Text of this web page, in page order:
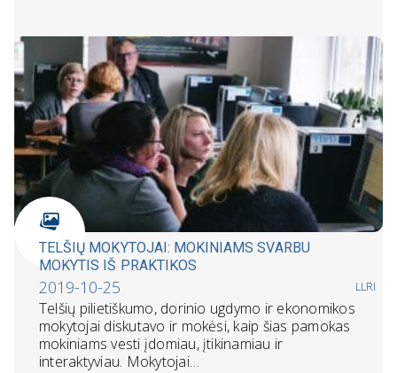
TELŠIŲ MOKYTOJAI: MOKINIAMS SVARBU
MOKYTIS IŠ PRAKTIKOS
2019-10-25 LLRI
Telšių pilietiškumo, dorinio ugdymo ir ekonomikos
mokytojai diskutavo ir mokėsi, kaip šias pamokas
mokiniams vesti įdomiau, įtikinamiau ir
interaktyviau. Mokytojai…